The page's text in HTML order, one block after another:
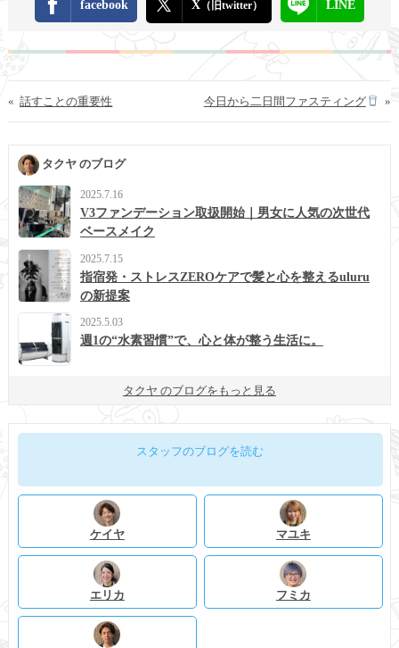
facebook X（旧twitter） LINE
« 話すことの重要性 »
今日から二日間ファスティング
タクヤ のブログ
2025.7.16
V3ファンデーション取扱開始｜男女に人気の次世代
ベースメイク
2025.7.15
指宿発・ストレスZEROケアで髪と心を整えるuluru
の新提案
2025.5.03
週1の“水素習慣”で、心と体が整う生活に。
タクヤ のブログをもっと見る
スタッフのブログを読む
ケイヤ マユキ
エリカ フミカ